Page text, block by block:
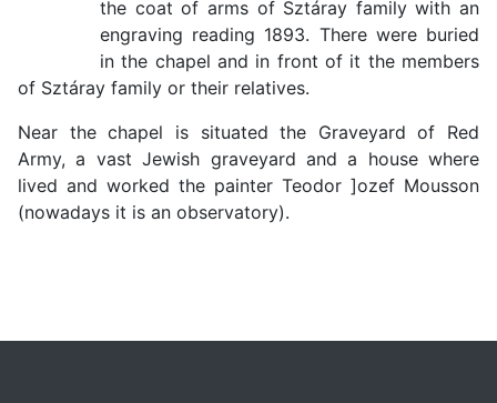
the coat of arms of Sztáray family with an
engraving reading 1893. There were buried
in the chapel and in front of it the members
of Sztáray family or their relatives.
Near the chapel is situated the Graveyard of Red
Army, a vast Jewish graveyard and a house where
lived and worked the painter Teodor ]ozef Mousson
(nowadays it is an observatory).